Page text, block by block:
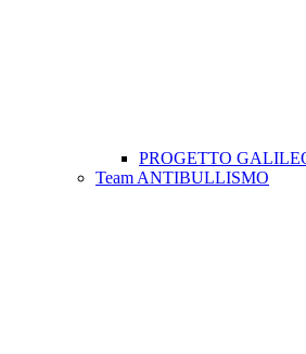
PROGETTO
Team ANTIBULLISMO